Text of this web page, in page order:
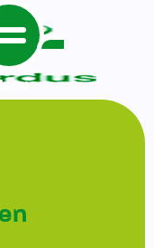
(TSO)